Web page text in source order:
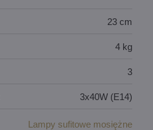
23 cm
4 kg
3
3x40W (E14)
Lampy sufitowe mosiężne